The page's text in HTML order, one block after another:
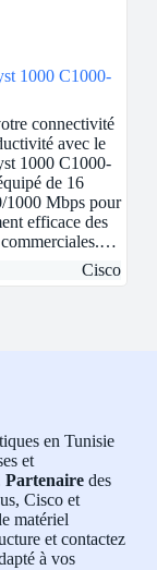
1000 C1000-
connectivité
avec le
1000 C1000-
de 16
1000 Mbps pour
efficace des
commerciales.…
Cisco
en Tunisie
et
Partenaire des
Cisco et
matériel
et contactez
à vos